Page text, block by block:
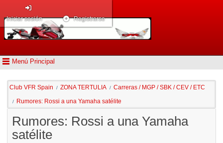
Menú Principal
Iniciar sesión Registrarse
Club VFR Spain / ZONA TERTULIA / Carreras / MGP / SBK / CEV / ETC
/ Rumores: Rossi a una Yamaha satélite
Rumores: Rossi a una Yamaha
satélite